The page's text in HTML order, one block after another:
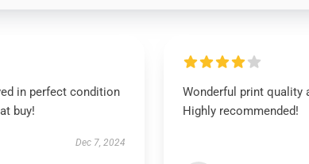
in perfect condition
buy!
Dec 7, 2024
Wonderful print quality
Highly recommended!